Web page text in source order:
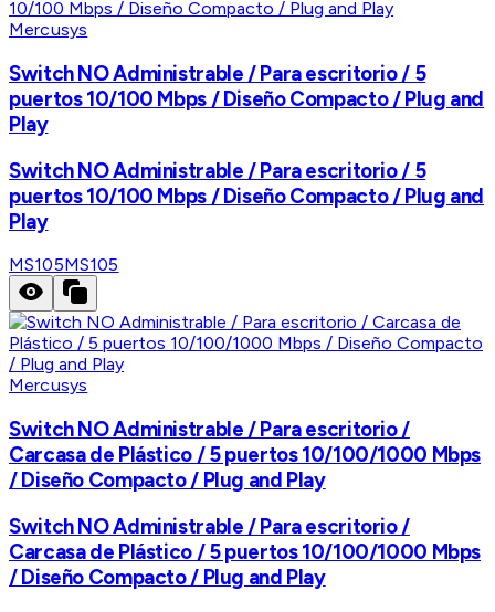
Mercusys
Switch NO Administrable / Para escritorio / 5
puertos 10/100 Mbps / Diseño Compacto / Plug and
Play
Switch NO Administrable / Para escritorio / 5
puertos 10/100 Mbps / Diseño Compacto / Plug and
Play
MS105MS105
Mercusys
Switch NO Administrable / Para escritorio /
Carcasa de Plástico / 5 puertos 10/100/1000 Mbps
/ Diseño Compacto / Plug and Play
Switch NO Administrable / Para escritorio /
Carcasa de Plástico / 5 puertos 10/100/1000 Mbps
/ Diseño Compacto / Plug and Play